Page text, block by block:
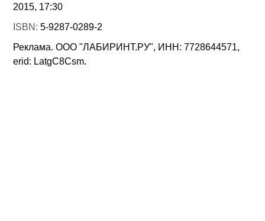
2015, 17:30
ISBN:5-9287-0289-2
Реклама. ООО "ЛАБИРИНТ.РУ", ИНН: 7728644571,
erid: LatgC8Csm.